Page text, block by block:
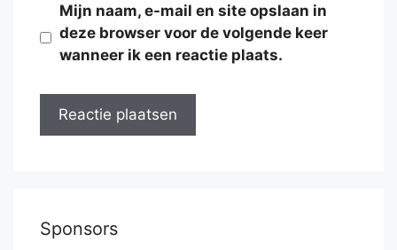
Mijn naam, e-mail en site opslaan in
deze browser voor de volgende keer
wanneer ik een reactie plaats.
Sponsors